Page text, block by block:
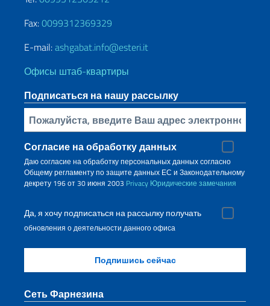
Fax:0099312369329
E-mail:ashgabat.info@esteri.it
Офисы штаб-квартиры
Подписаться на нашу рассылку
Bставьте свой адрес электронной почты
Согласие на обработку данных
Даю согласие на обработку персональных данных согласно
Общему регламенту по защите данных ЕС и Законодательному
декрету 196 от 30 июня 2003 Privacy Юридические замечания
Да, я хочу подписаться на рассылку получать
обновления о деятельности данного офиса
Сеть Фарнезина